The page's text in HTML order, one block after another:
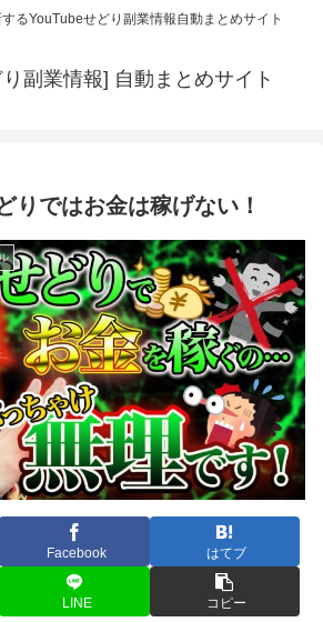
るYouTubeせどり副業情報自動まとめサイト
副業情報] 自動まとめサイト
りではお金は稼げない！
Facebook はてブ
LINE コピー